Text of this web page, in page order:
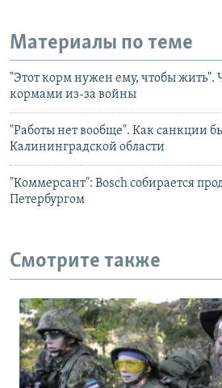
Материалы по теме
"Этот корм нужен ему, чтобы жить".
кормами из-за войны
"Работы нет вообще". Как санкции
Калининградской области
"Коммерсант": Bosch собирается
Петербургом
Смотрите также